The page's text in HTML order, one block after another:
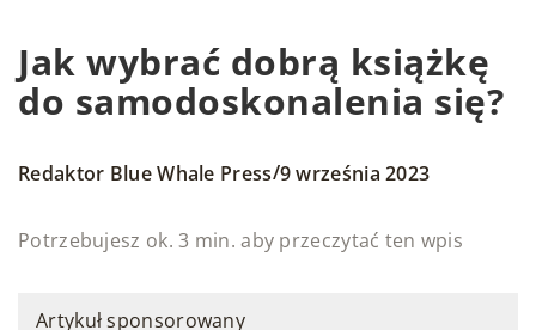
Jak wybrać dobrą książkę
do samodoskonalenia się?
Redaktor Blue Whale Press/9 września 2023
Potrzebujesz ok. 3 min. aby przeczytać ten wpis
Artykuł sponsorowany